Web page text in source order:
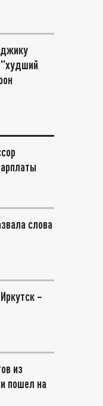
"худший
слова
–
из
пошел на